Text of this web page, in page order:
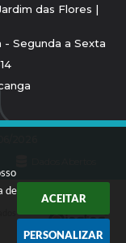
de
ACEITAR
PERSONALIZAR
das Flores |
- Segunda a Sexta
-